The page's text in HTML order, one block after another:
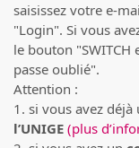
saisissez votre e-
"Login". Si vous
le bouton
passe oublié".
Attention :
1. si vous avez déjà
l’UNIGE (plus